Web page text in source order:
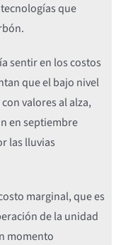
que
sentir en los costos
que el bajo nivel
valores al alza,
en septiembre
las lluvias
marginal, que es
de la unidad
momento